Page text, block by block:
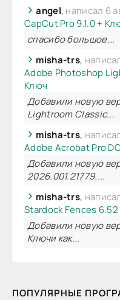
angel, написал 6
CapCut Pro 9.1.0 +
спасибо большое...
misha-trs,
Adobe Photoshop
Ключ
Добавили новую
Lightroom Classic...
misha-trs,
Adobe Acrobat Pro
Добавили новую
2026.001.21779....
misha-trs,
Stardock Fences
Добавили новую
Ключи как...
ПОПУЛЯРНЫЕ